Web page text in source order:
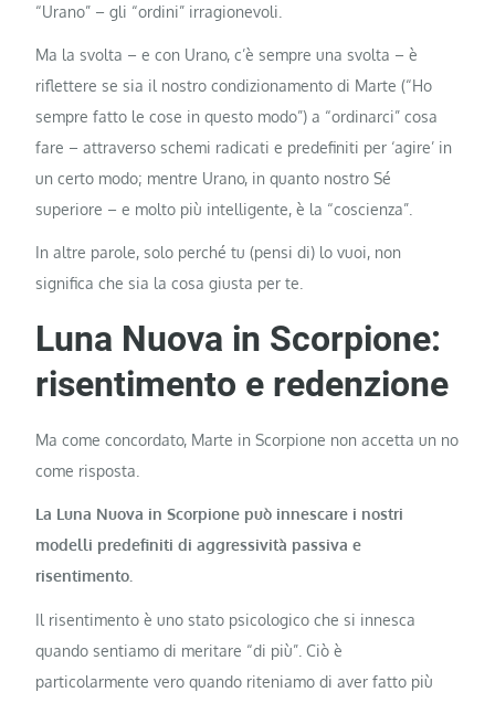
“Urano” – gli “ordini” irragionevoli.
Ma la svolta – e con Urano, c’è sempre una svolta – è
riflettere se sia il nostro condizionamento di Marte (“Ho
sempre fatto le cose in questo modo”) a “ordinarci” cosa
fare – attraverso schemi radicati e predefiniti per ‘agire’ in
un certo modo; mentre Urano, in quanto nostro Sé
superiore – e molto più intelligente, è la “coscienza”.
In altre parole, solo perché tu (pensi di) lo vuoi, non
significa che sia la cosa giusta per te.
Luna Nuova in Scorpione:
risentimento e redenzione
Ma come concordato, Marte in Scorpione non accetta un no
come risposta.
La Luna Nuova in Scorpione può innescare i nostri
modelli predefiniti di aggressività passiva e
risentimento.
Il risentimento è uno stato psicologico che si innesca
quando sentiamo di meritare “di più”. Ciò è
particolarmente vero quando riteniamo di aver fatto più